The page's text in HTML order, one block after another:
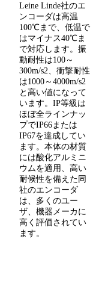
Leine Linde社のエ
ンコーダは高温
100℃まで、低温で
はマイナス40℃ま
で対応します。振
動耐性は100～
300m/s2、衝撃耐性
は1000～4000m/s2
と高い値になって
います。IP等級は
ほぼ全ラインナッ
プでIP66または
IP67を達成してい
ます。本体の材質
には酸化アルミニ
ウムを適用、高い
耐候性を備えた同
社のエンコーダ
は、多くのユー
ザ、機器メーカに
高く評価されてい
ます。